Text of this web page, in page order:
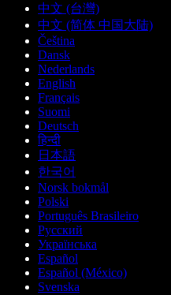
中文 (台灣)
中文 (简体 中国大陆)
Čeština
Dansk
Nederlands
English
Français
Suomi
Deutsch
हिन्दी
日本語
한국어
Norsk bokmål
Polski
Português Brasileiro
Русский
Українська
Español
Español (México)
Svenska